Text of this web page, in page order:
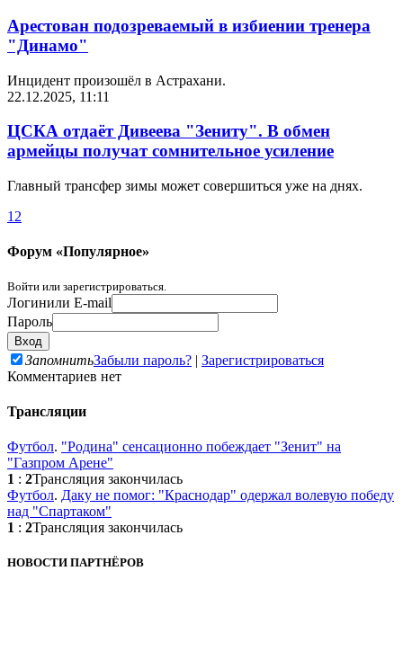
Арестован подозреваемый в избиении тренера
"Динамо"
Инцидент произошёл в Астрахани.
22.12.2025, 11:11
ЦСКА отдаёт Дивеева "Зениту". В обмен
армейцы получат сомнительное усиление
Главный трансфер зимы может совершиться уже на днях.
1 2
Форум «Популярное»
Войти или зарегистрироваться.
Логинили E-mail
Пароль
ЗапомнитьЗабыли пароль? | Зарегистрироваться
Комментариев нет
Трансляции
Футбол. "Родина" сенсационно побеждает "Зенит" на
"Газпром Арене"
1 : 2Трансляция закончилась
Футбол. Даку не помог: "Краснодар" одержал волевую победу
над "Спартаком"
1 : 2Трансляция закончилась
НОВОСТИ ПАРТНЁРОВ